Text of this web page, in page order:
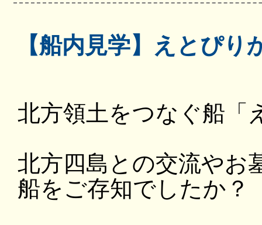
【船内見学】えとぴり
北方領土をつなぐ船「
北方四島との交流やお
船をご存知でしたか？